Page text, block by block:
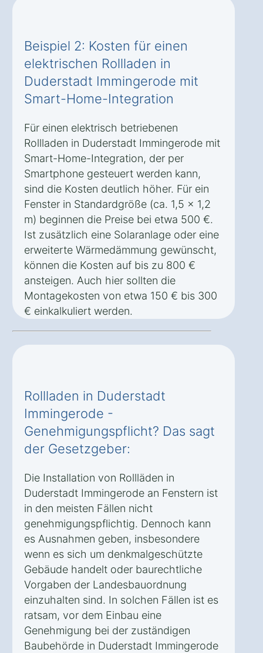
Beispiel 2: Kosten für einen
elektrischen Rollladen in
Duderstadt Immingerode mit
Smart-Home-Integration
Für einen elektrisch betriebenen
Rollladen in Duderstadt Immingerode mit
Smart-Home-Integration, der per
Smartphone gesteuert werden kann,
sind die Kosten deutlich höher. Für ein
Fenster in Standardgröße (ca. 1,5 x 1,2
m) beginnen die Preise bei etwa 500 €.
Ist zusätzlich eine Solaranlage oder eine
erweiterte Wärmedämmung gewünscht,
können die Kosten auf bis zu 800 €
ansteigen. Auch hier sollten die
Montagekosten von etwa 150 € bis 300
€ einkalkuliert werden.
Rollladen in Duderstadt
Immingerode -
Genehmigungspflicht? Das sagt
der Gesetzgeber:
Die Installation von Rollläden in
Duderstadt Immingerode an Fenstern ist
in den meisten Fällen nicht
genehmigungspflichtig. Dennoch kann
es Ausnahmen geben, insbesondere
wenn es sich um denkmalgeschützte
Gebäude handelt oder baurechtliche
Vorgaben der Landesbauordnung
einzuhalten sind. In solchen Fällen ist es
ratsam, vor dem Einbau eine
Genehmigung bei der zuständigen
Baubehörde in Duderstadt Immingerode